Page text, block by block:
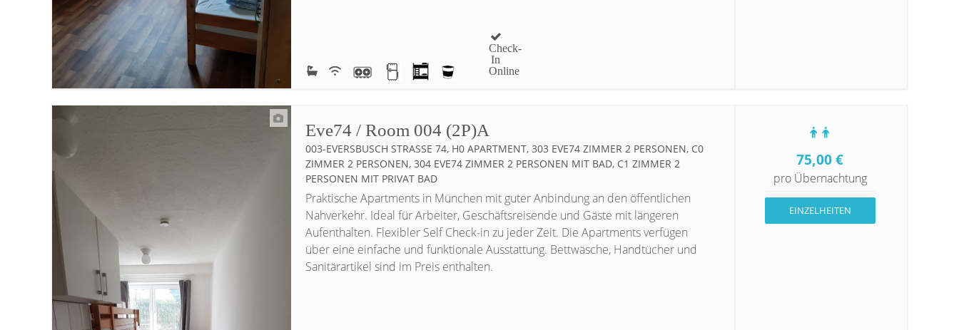
Check-
In
Online
Eve74 / Room 004 (2P)A
003-EVERSBUSCH STRASSE 74, H0 APARTMENT, 303 EVE74 ZIMMER 2 PERSONEN, C0 Z
IMMER 2 PERSONEN, 304 EVE74 ZIMMER 2 PERSONEN MIT BAD, C1 ZIMMER 2 P
ERSONEN MIT PRIVAT BAD
Praktische Apartments in München mit guter Anbindung an den öffentlichen
Nahverkehr. Ideal für Arbeiter, Geschäftsreisende und Gäste mit längeren
Aufenthalten. Flexibler Self Check-in zu jeder Zeit. Die Apartments verfügen
über eine einfache und funktionale Ausstattung. Bettwäsche, Handtücher und
Sanitärartikel sind im Preis enthalten.
75,00€
pro Übernachtung
EINZELHEITEN